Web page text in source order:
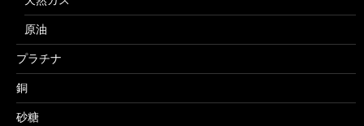
原油
プラチナ
銅
砂糖